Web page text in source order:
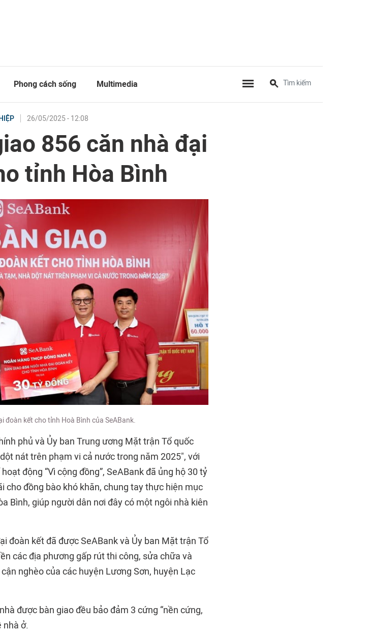
Phong cách sống Multimedia
26/05/2025 - 12:08
856 căn nhà đại
tỉnh Hòa Bình
đoàn kết cho tỉnh Hoà Bình của SeABank.
phủ và Ủy ban Trung ương Mặt trận Tổ quốc
nát trên phạm vi cả nước trong năm 2025", với
động “Vì cộng đồng”, SeABank đã ủng hộ 30 tỷ
cho đồng bào khó khăn, chung tay thực hiện mục
Bình, giúp người dân nơi đây có một ngôi nhà kiên
đoàn kết đã được SeABank và Ủy ban Mặt trận Tổ
các địa phương gấp rút thi công, sửa chữa và
nghèo của các huyện Lương Sơn, huyện Lạc
được bàn giao đều bảo đảm 3 cứng “nền cứng,
nhà ở.